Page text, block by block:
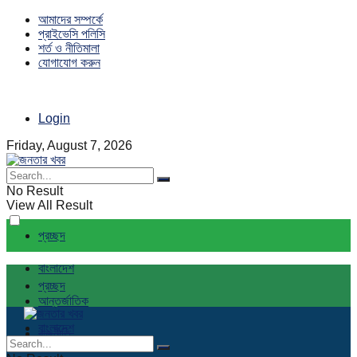
আমাদের সম্পর্কে
প্রাইভেসি পলিসি
শর্ত ও নীতিমালা
যোগাযোগ করুন
Login
Friday, August 7, 2026
No Result
View All Result
প্রচ্ছদ
বাংলাদেশ
আন্তর্জাতিক
রাজনীতি
প্রচ্ছদ
বাংলাদেশ